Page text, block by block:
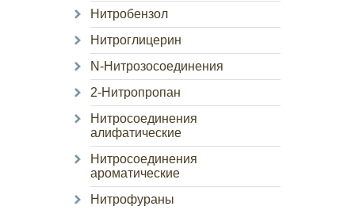
Нитробензол
Нитроглицерин
N-Нитрозосоединения
2-Нитропропан
Нитросоединения
алифатические
Нитросоединения
ароматические
Нитрофураны